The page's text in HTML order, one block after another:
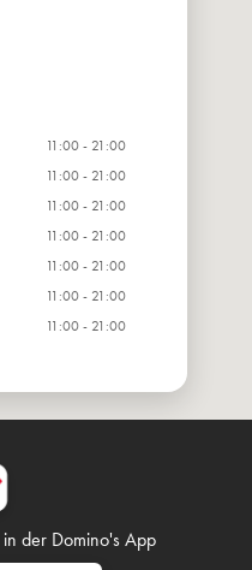
11:00 - 21:00
11:00 - 21:00
11:00 - 21:00
11:00 - 21:00
11:00 - 21:00
11:00 - 21:00
11:00 - 21:00
der Domino's App